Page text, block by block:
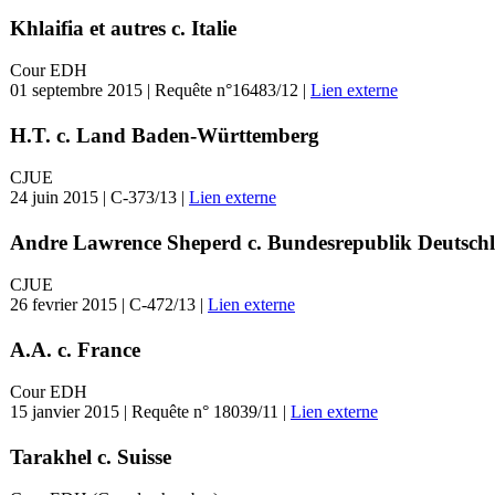
Khlaifia et autres c. Italie
Cour EDH
01 septembre 2015 | Requête n°16483/12 | Lien externe
H.T. c. Land Baden-Württemberg
CJUE
24 juin 2015 | C-373/13 | Lien externe
Andre Lawrence Sheperd c. Bundesrepublik
CJUE
26 fevrier 2015 | C-472/13 | Lien externe
A.A. c. France
Cour EDH
15 janvier 2015 | Requête n° 18039/11 | Lien externe
Tarakhel c. Suisse